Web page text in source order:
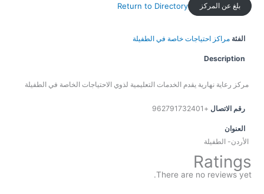
بلغ عن المركز Return to Directory
الفئة مراكز احتياجات خاصة في الطفيلة
Description
مركز رعاية نهارية يقدم الخدمات التعليمية لذوي الاحتياجات الخاصة في الطفيلة
رقم الاتصال +962791732401
العنوان
الأردن- الطفيلة
Ratings
There are no reviews yet.